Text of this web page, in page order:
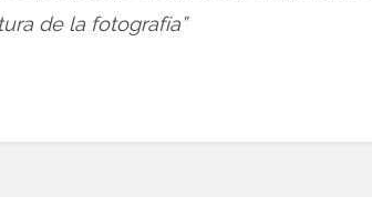
de la fotografía”